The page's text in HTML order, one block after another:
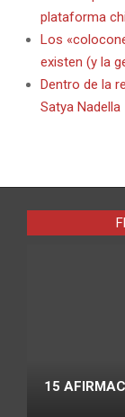
plataforma
Los
existen (y la
Dentro de la
Satya Nadella
15